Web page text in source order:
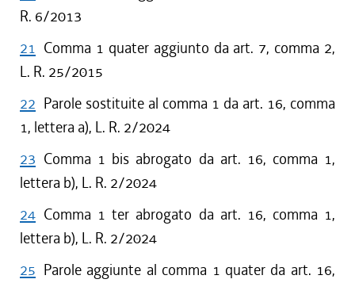
R. 6/2013
21 Comma 1 quater aggiunto da art. 7, comma 2,
L. R. 25/2015
22 Parole sostituite al comma 1 da art. 16, comma
1, lettera a), L. R. 2/2024
23 Comma 1 bis abrogato da art. 16, comma 1,
lettera b), L. R. 2/2024
24 Comma 1 ter abrogato da art. 16, comma 1,
lettera b), L. R. 2/2024
25 Parole aggiunte al comma 1 quater da art. 16,